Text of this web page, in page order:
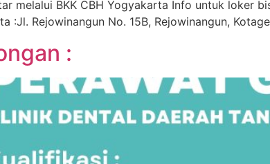
melalui BKK CBH Yogyakarta Info untuk loker
:Jl. Rejowinangun No. 15B, Rejowinangun,
: